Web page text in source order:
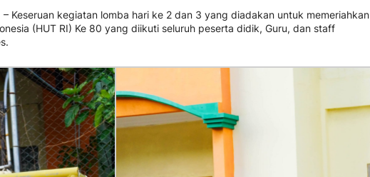
– Keseruan kegiatan lomba hari ke 2 dan 3 yang diadakan untuk memeriahkan
(HUT RI) Ke 80 yang diikuti seluruh peserta didik, Guru, dan staff